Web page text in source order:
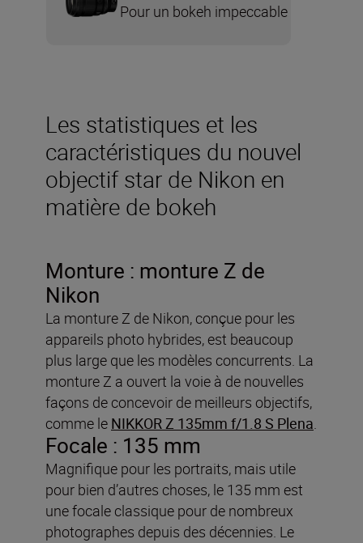
Les statistiques et les
caractéristiques du nouvel
objectif star de Nikon en
matière de bokeh
Monture : monture Z de
Nikon
La monture Z de Nikon, conçue pour les
appareils photo hybrides, est beaucoup
plus large que les modèles concurrents. La
monture Z a ouvert la voie à de nouvelles
façons de concevoir de meilleurs objectifs,
comme le NIKKOR Z 135mm f/1.8 S Plena.
Focale : 135 mm
Magnifique pour les portraits, mais utile
pour bien d’autres choses, le 135 mm est
une focale classique pour de nombreux
photographes depuis des décennies. Le
Pour un bokeh impeccable